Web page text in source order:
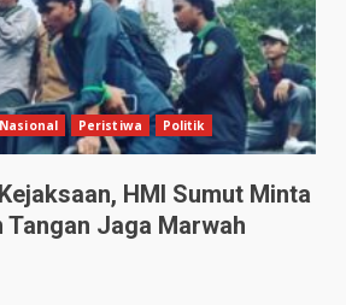
Nasional Peristiwa Politik
HMI Sumut Minta
Tangan Jaga Marwah